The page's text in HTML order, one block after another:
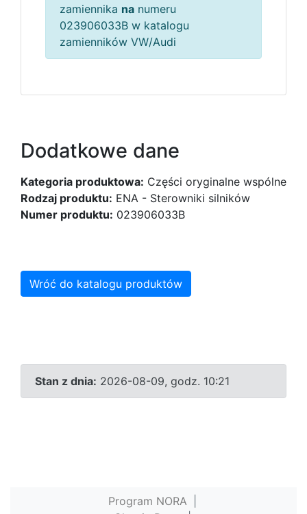
zamiennika na numeru
023906033B w katalogu
zamienników VW/Audi
Dodatkowe dane
Kategoria produktowa: Części oryginalne wspólne
Rodzaj produktu: ENA - Sterowniki silników
Numer produktu: 023906033B
Wróć do katalogu produktów
Stan z dnia: 2026-08-09, godz. 10:21
Program NORA